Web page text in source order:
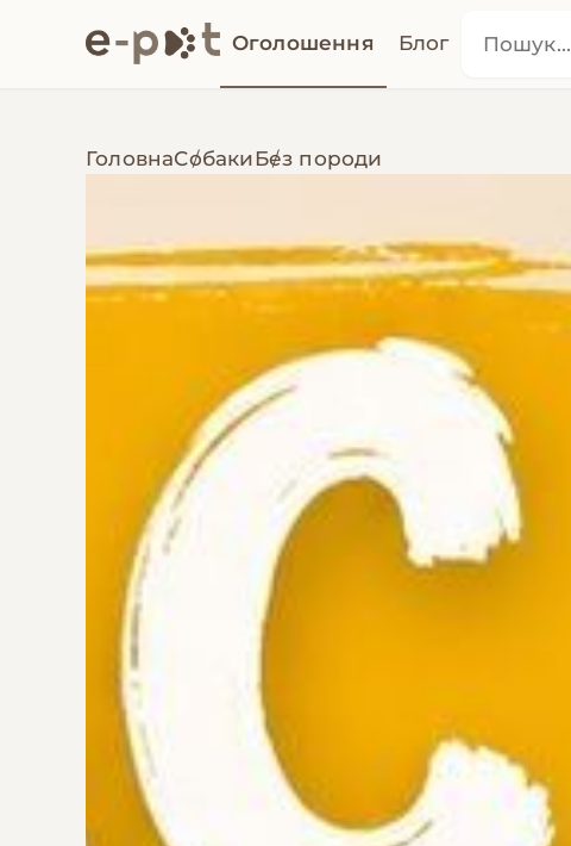
Оголошення Блог
ГоловнаСобакиБез породи